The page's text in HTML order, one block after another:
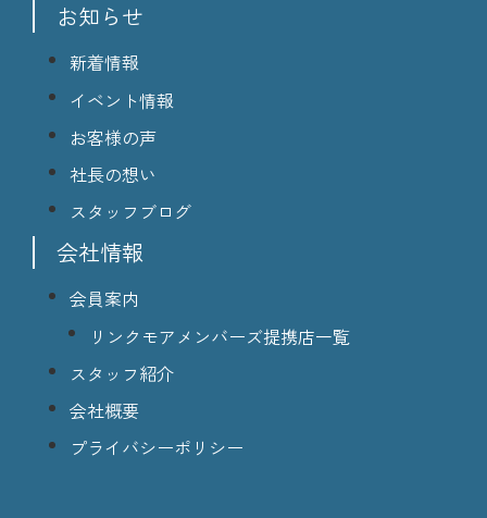
お知らせ
新着情報
イベント情報
お客様の声
社長の想い
スタッフブログ
会社情報
会員案内
リンクモアメンバーズ提携店一覧
スタッフ紹介
会社概要
プライバシーポリシー